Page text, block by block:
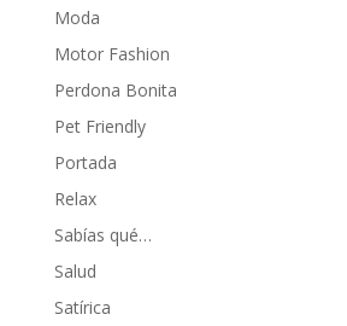
Moda
Motor Fashion
Perdona Bonita
Pet Friendly
Portada
Relax
Sabías qué…
Salud
Satírica